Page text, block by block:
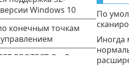
По
Иногда